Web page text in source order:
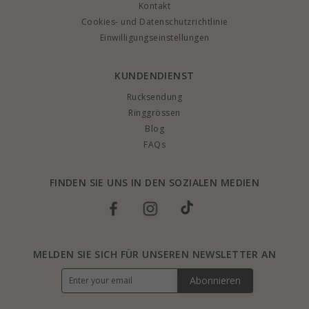
Kontakt
Cookies- und Datenschutzrichtlinie
Einwilligungseinstellungen
KUNDENDIENST
Rucksendung
Ringgrössen
Blog
FAQs
FINDEN SIE UNS IN DEN SOZIALEN MEDIEN
MELDEN SIE SICH FÜR UNSEREN NEWSLETTER AN
Abonnieren